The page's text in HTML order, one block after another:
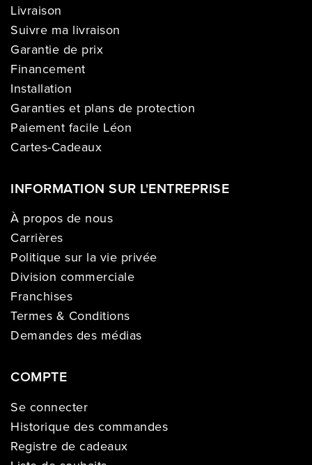
Livraison
Suivre ma livraison
Garantie de prix
Financement
Installation
Garanties et plans de protection
Paiement facile Léon
Cartes-Cadeaux
INFORMATION SUR L'ENTREPRISE
À propos de nous
Carrières
Politique sur la vie privée
Division commerciale
Franchises
Termes & Conditions
Demandes des médias
COMPTE
Se connecter
Historique des commandes
Registre de cadeaux